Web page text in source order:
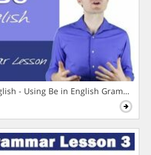
- Using Be in English Grammar